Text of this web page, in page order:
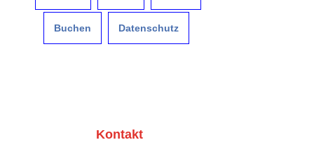
Buchen Datenschutz
Kontakt